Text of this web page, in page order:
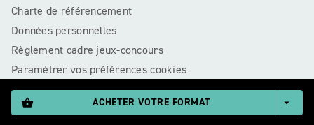
shopping_basket ACHETER VOTRE FORMAT arrow_drop_down
Charte de référencement
Données personnelles
Règlement cadre jeux-concours
Paramétrer vos préférences cookies